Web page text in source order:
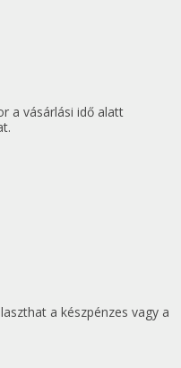
a vásárlási idő alatt
a készpénzes vagy a